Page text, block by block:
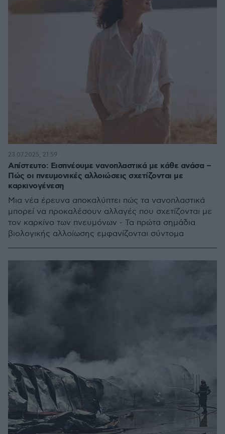
Απίστευτο: Εισπνέουμε νανοπλαστικά με κάθε ανάσα –
Πώς οι πνευμονικές αλλοιώσεις σχετίζονται με
καρκινογένεση
Μια νέα έρευνα αποκαλύπτει πώς τα νανοπλαστικά
μπορεί να προκαλέσουν αλλαγές που σχετίζονται με
τον καρκίνο των πνευμόνων - Τα πρώτα σημάδια
βιολογικής αλλοίωσης εμφανίζονται σύντομα
23.07.2025, 21:59